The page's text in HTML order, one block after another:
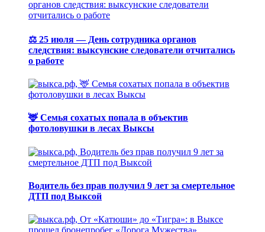
⚖️ 25 июля — День сотрудника органов
следствия: выксунские следователи отчитались
о работе
🦌 Семья сохатых попала в объектив
фотоловушки в лесах Выксы
Водитель без прав получил 9 лет за смертельное
ДТП под Выксой